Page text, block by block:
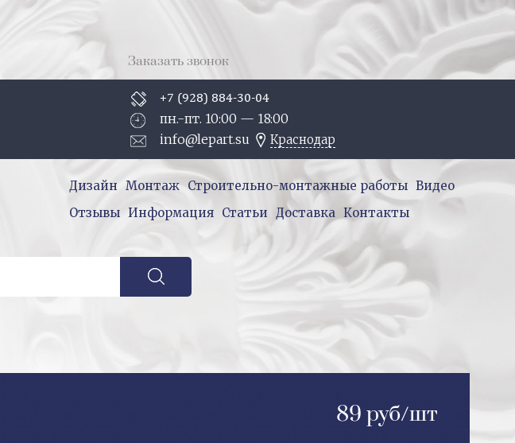
Заказать звонок
+7 (928) 884-30-04
пн.-пт. 10:00 — 18:00
info@lepart.su
Краснодар
Дизайн Монтаж Строительно-монтажные работы Видео
Отзывы Информация Статьи Доставка Контакты
89 руб/шт